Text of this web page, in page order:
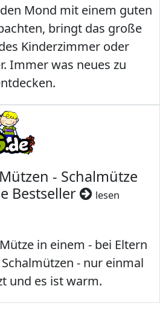
Mond mit einem guten
bringt das große
Kinderzimmer oder
Immer was neues zu
- Schalmütze
Bestseller
lesen
in einem - bei Eltern
- nur einmal
und es ist warm.